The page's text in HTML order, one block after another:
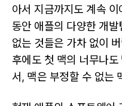
아서 지금까지도 계속 이
동안 애플의 다양한 개
없는 것들은 가차 없이
후에도 첫 맥의 너무나
서, 맥은 부정할 수 없는